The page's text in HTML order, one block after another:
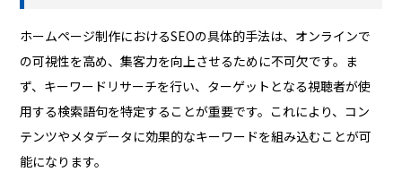
ホームページ制作におけるSEOの具体的手法は、オンラインで
の可視性を高め、集客力を向上させるために不可欠です。ま
ず、キーワードリサーチを行い、ターゲットとなる視聴者が使
用する検索語句を特定することが重要です。これにより、コン
テンツやメタデータに効果的なキーワードを組み込むことが可
能になります。